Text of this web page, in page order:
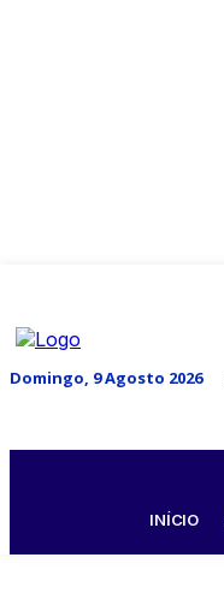
Domingo, 9 Agosto 2026
INÍCIO